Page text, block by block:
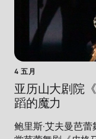
4 五月
亚历山大剧院
蹈的魔力
鲍里斯·艾夫曼芭